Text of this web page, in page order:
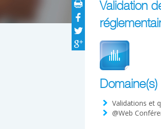
Validation
Domaine(s)
Validations et
@Web